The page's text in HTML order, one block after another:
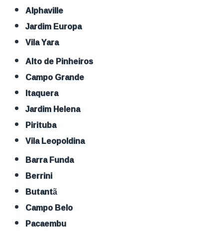
Alphaville
Jardim Europa
Vila Yara
Alto de Pinheiros
Campo Grande
Itaquera
Jardim Helena
Pirituba
Vila Leopoldina
Barra Funda
Berrini
Butantã
Campo Belo
Pacaembu